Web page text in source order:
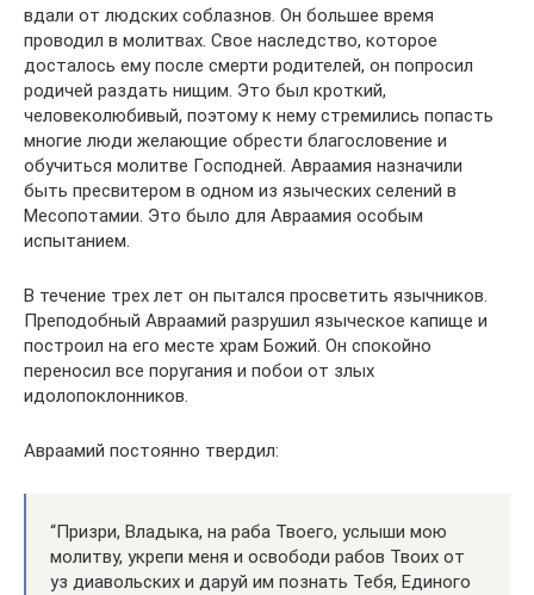
вдали от людских соблазнов. Он большее время
проводил в молитвах. Свое наследство, которое
досталось ему после смерти родителей, он попросил
родичей раздать нищим. Это был кроткий,
человеколюбивый, поэтому к нему стремились попасть
многие люди желающие обрести благословение и
обучиться молитве Господней. Авраамия назначили
быть пресвитером в одном из языческих селений в
Месопотамии. Это было для Авраамия особым
испытанием.
В течение трех лет он пытался просветить язычников.
Преподобный Авраамий разрушил языческое капище и
построил на его месте храм Божий. Он спокойно
переносил все поругания и побои от злых
идолопоклонников.
Авраамий постоянно твердил:
“Призри, Владыка, на раба Твоего, услыши мою
молитву, укрепи меня и освободи рабов Твоих от
уз диавольских и даруй им познать Тебя, Единого